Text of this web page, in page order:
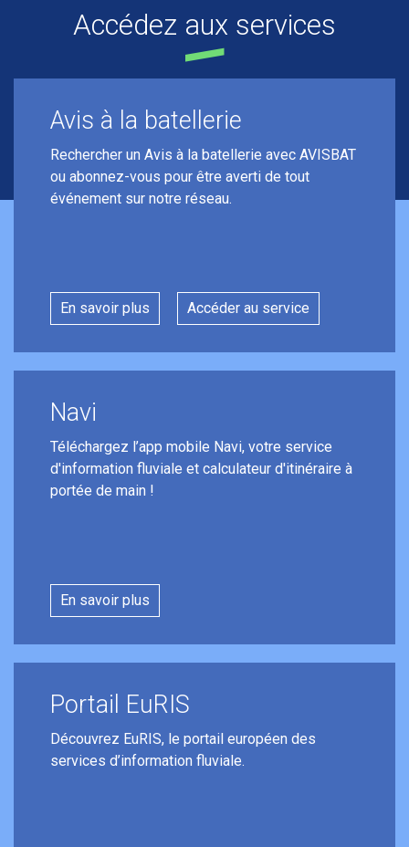
Accédez aux services
Avis à la batellerie
Rechercher un Avis à la batellerie avec AVISBAT
ou abonnez-vous pour être averti de tout
événement sur notre réseau.
En savoir plus Accéder au service
Navi
Téléchargez l’app mobile Navi, votre service
d'information fluviale et calculateur d'itinéraire à
portée de main !
En savoir plus
Portail EuRIS
Découvrez EuRIS, le portail européen des
services d’information fluviale.